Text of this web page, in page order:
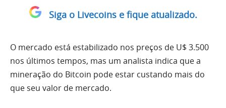
Siga o Livecoins e fique atualizado.
O mercado está estabilizado nos preços de U$ 3.500
nos últimos tempos, mas um analista indica que a
mineração do Bitcoin pode estar custando mais do
que seu valor de mercado.